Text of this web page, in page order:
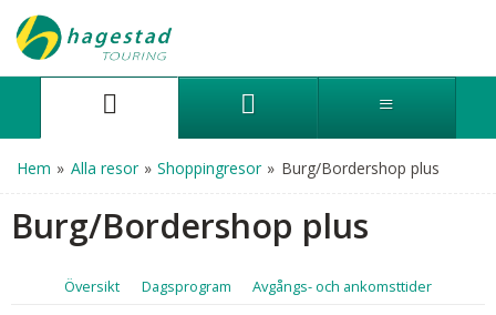
Hem » Alla resor » Shoppingresor » Burg/Bordershop plus
Burg/Bordershop plus
Översikt Dagsprogram Avgångs- och ankomsttider